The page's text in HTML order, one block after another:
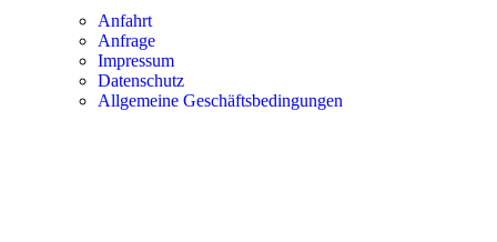
Anfahrt
Anfrage
Impressum
Datenschutz
Allgemeine Geschäftsbedingungen